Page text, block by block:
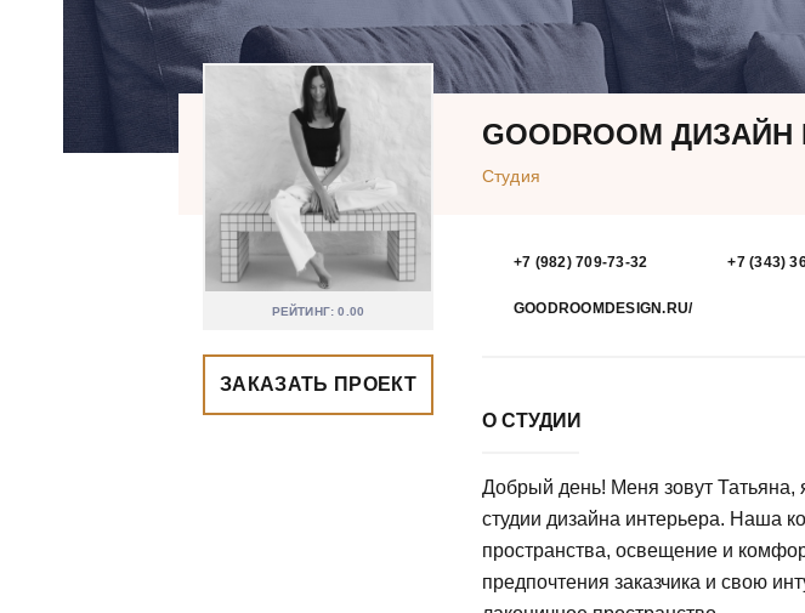
РЕЙТИНГ: 0.00
GOODROOM
Студия
ЗАКАЗАТЬ ПРОЕКТ
+7 (982) 709-73-32 +7 (343)
GOODROOMDESIGN.RU/
О СТУДИИ
Добрый день! Меня зовут Татьяна,
студии дизайна интерьера. Наша
пространства, освещение и
предпочтения заказчика и свою